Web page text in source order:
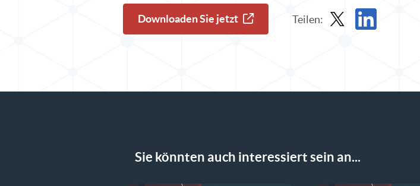
Downloaden Sie jetzt Teilen:
Sie könnten auch interessiert sein an...